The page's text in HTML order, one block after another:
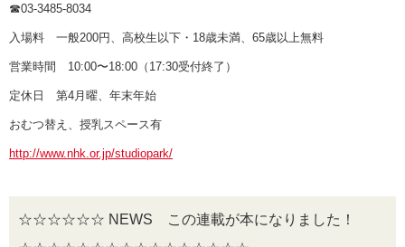
☎03-3485-8034
入場料 一般200円、高校生以下・18歳未満、65歳以上無料
営業時間 10:00〜18:00（17:30受付終了）
定休日 第4月曜、年末年始
おむつ替え、授乳スペース有
http://www.nhk.or.jp/studiopark/
☆☆☆☆☆☆ NEWS この連載が本になりました！